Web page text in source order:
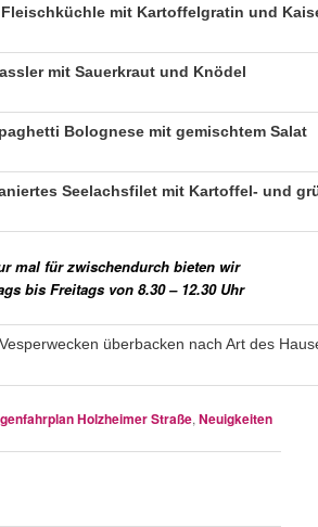
mit Kartoffelgratin und
mit Sauerkraut und Knödel
Bolognese mit gemischtem Salat
Seelachsfilet mit Kartoffel- und
mal für zwischendurch bieten wir
bis Freitags von 8.30 – 12.30 Uhr
überbacken nach Art des
Holzheimer Straße,Neuigkeiten